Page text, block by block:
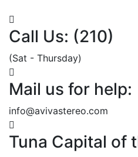
Call Us: (210)
(Sat - Thursday)
Mail us for help:
info@avivastereo.com
Tuna Capital of